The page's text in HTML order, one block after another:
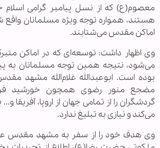
معصوم(ع) که از نسل پیامبر گرامی
هستند، همواره توجه ویژه مسلمانان واقع
اماکن مقدس می‌شتابند.
وی اظهار داشت: توسعه‌ای که در اماکن
می‌شود، نتیجه همین توجه مسلمانان به
بوده است. ابوعبدالله غلام‌الله مشهد
مضجع منور رضوی همچون خورشید
گردشگران را از تمامی جهان از اروپا،
می‌کند و نیازی به تبلیغ ندارد.
وی هدف خود را از سفر به مشهد مقدس